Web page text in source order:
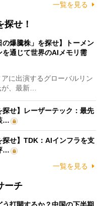
一覧を見る
せ！
の爆騰株」を探せ】トーメン
通じて世界のAIメモリ需
に出演するグローバルリン
、最新…
探せ】レーザーテック：最先
…
探せ】TDK：AIインフラを支
…
一覧を見る
ーチ